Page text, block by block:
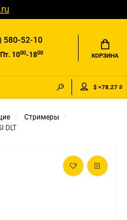
580-52-10
1000-1800 КОРЗИНА
$ =78.27 ₽
Стримеры
DLT